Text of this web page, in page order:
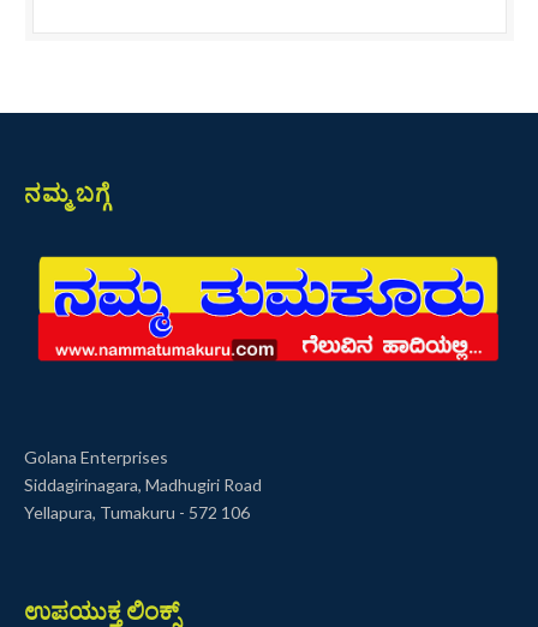
ನಮ್ಮ ಬಗ್ಗೆ
Golana Enterprises
Siddagirinagara, Madhugiri Road
Yellapura, Tumakuru - 572 106
ಉಪಯುಕ್ತ ಲಿಂಕ್ಸ್